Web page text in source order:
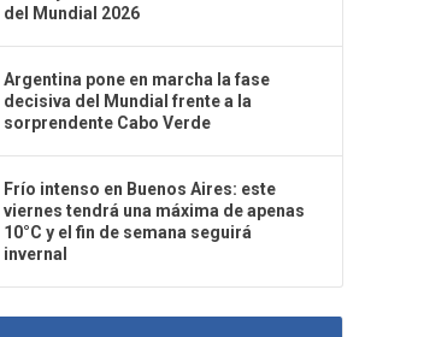
del Mundial 2026
Argentina pone en marcha la fase
decisiva del Mundial frente a la
sorprendente Cabo Verde
Frío intenso en Buenos Aires: este
viernes tendrá una máxima de apenas
10°C y el fin de semana seguirá
invernal